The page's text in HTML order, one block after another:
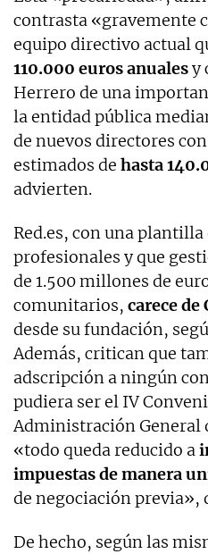
contrasta «gravemente
equipo directivo actual
110.000 euros anualesy
Herrero de una
la entidad pública
de nuevos directores
estimados de hasta
advierten.
Red.es, con una
profesionales y que
de 1.500 millones de
comunitarios, carece
desde su fundación,
Además, critican que
adscripción a ningún
pudiera ser el IV
Administración General
«todo queda reducido a
impuestas de manera
de negociación previa»,
De hecho, según las